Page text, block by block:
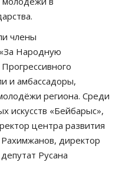
члены
Народную
и амбассадоры,
региона. Среди
искусств «Бейбарыс»,
центра развития
директор
Русана